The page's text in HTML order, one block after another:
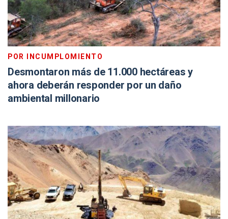
POR INCUMPLOMIENTO
Desmontaron más de 11.000 hectáreas y
ahora deberán responder por un daño
ambiental millonario